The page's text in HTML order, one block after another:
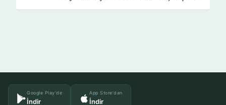
Google Play'de
İndir
App Store'dan
İndir